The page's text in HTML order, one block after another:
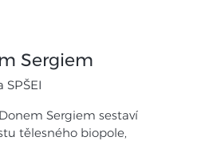
Sergiem
SPŠEI
Sergiem sestaví
tělesného biopole,